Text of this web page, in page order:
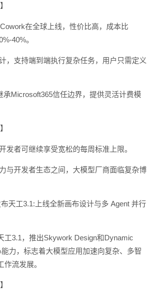
在全球上线，性价比高，成本比
40%。
，支持端到端执行复杂任务，用户只需定义
承Microsoft365信任边界，提供灵活计费模
发者可继续享受宽松的每周标准上限。
与开发者生态之间，大模型厂商面临复杂博
天工3.1:上线全新画布设计与多 Agent 并行
工3.1，推出Skywork Design和Dynamic
力，标志着大模型应用加速向复杂、多智
流发展。